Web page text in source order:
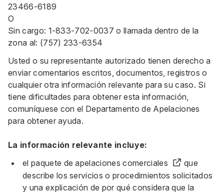
23466-6189
O
Sin cargo: 1-833-702-0037 o llamada dentro de la
zona al: (757) 233-6354
Usted o su representante autorizado tienen derecho a
enviar comentarios escritos, documentos, registros o
cualquier otra información relevante para su caso. Si
tiene dificultades para obtener esta información,
comuníquese con el Departamento de Apelaciones
para obtener ayuda.
La información relevante incluye:
el paquete de apelaciones comerciales
que
describe los servicios o procedimientos solicitados
y una explicación de por qué considera que la